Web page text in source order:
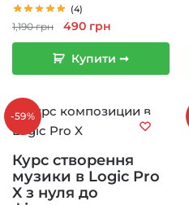
(4)
1,190грн
Оригінальна
ціна:
1,190 грн.
490 грн
ціна:
490 грн.
Купити ➞
-59%
Курс створення
музики в Logic Pro
X з нуля до